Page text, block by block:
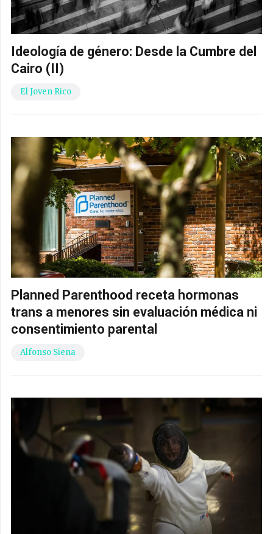
Ideología de género: Desde la Cumbre del
Cairo (II)
El Joven Rico
Planned Parenthood receta hormonas
trans a menores sin evaluación médica ni
consentimiento parental
Alfonso Siena